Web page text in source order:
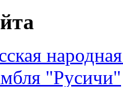
"Русичи"